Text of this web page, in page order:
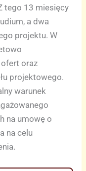
tego 13 miesięcy
a dwa
projektu. W
oraz
projektowego.
warunek
na umowę o
na celu